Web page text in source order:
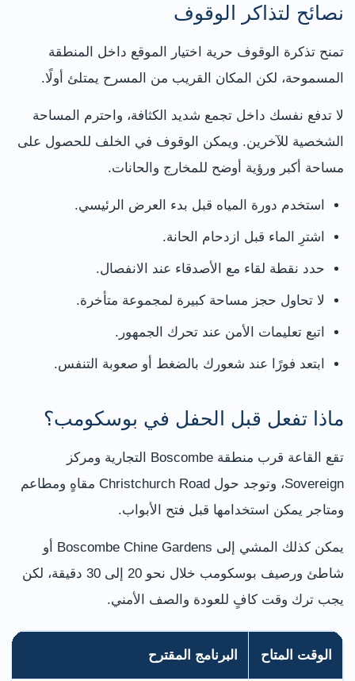
نصائح لتذاكر الوقوف
تمنح تذكرة الوقوف حرية اختيار الموقع داخل المنطقة
المسموحة، لكن المكان القريب من المسرح يمتلئ أولًا.
لا تدفع نفسك داخل تجمع شديد الكثافة، واحترم المساحة
الشخصية للآخرين. ويمكن الوقوف في الخلف للحصول على
مساحة أكبر ورؤية أوضح للمخارج والحانات.
استخدم دورة المياه قبل بدء العرض الرئيسي.
اشترِ الماء قبل ازدحام الحانة.
حدد نقطة لقاء مع الأصدقاء عند الانفصال.
لا تحاول حجز مساحة كبيرة لمجموعة متأخرة.
اتبع تعليمات الأمن عند تحرك الجمهور.
ابتعد فورًا عند شعورك بالضغط أو صعوبة التنفس.
ماذا تفعل قبل الحفل في بوسكومب؟
تقع القاعة قرب منطقة Boscombe التجارية ومركز
Sovereign، وتوجد حول Christchurch Road مقاهٍ ومطاعم
ومتاجر يمكن استخدامها قبل فتح الأبواب.
يمكن كذلك المشي إلى Boscombe Chine Gardens أو
شاطئ ورصيف بوسكومب خلال نحو 20 إلى 30 دقيقة، لكن
يجب ترك وقت كافٍ للعودة والصف الأمني.
الوقت المتاح البرنامج المقترح